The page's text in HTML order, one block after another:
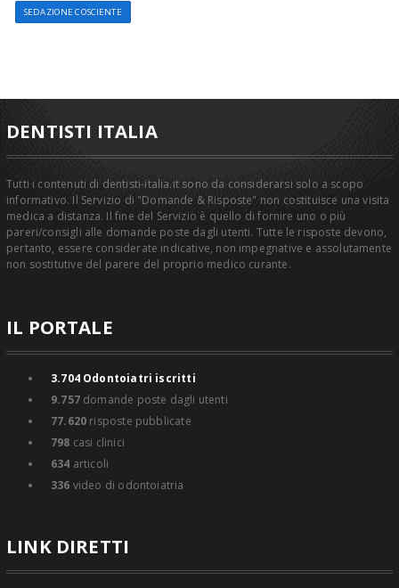
SEDAZIONE COSCIENTE
DENTISTI ITALIA
Tutti i contenuti di dentisti-italia.it sono da considerarsi solo a scopo
informativo. Il Servizio di "Domande & Risposte" non costituisce una visita
medica a distanza. Il fine del Servizio è quello di fornire uno o più
pareri/consigli alle domande poste dagli utenti. Tutte le risposte devono,
pertanto, essere considerate indicative, non impegnative e assolutamente
non sostitutive del parere del proprio medico curante.
IL PORTALE
3.704Odontoiatri iscritti
9.757domande poste dagli utenti
77.620 risposte pubblicate
798 casi clinici
634 articoli
336 video di odontoiatria
LINK DIRETTI